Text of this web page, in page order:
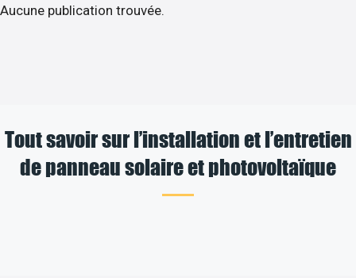
Aucune publication trouvée.
Tout savoir sur l’installation et l’entretien
de panneau solaire et photovoltaïque